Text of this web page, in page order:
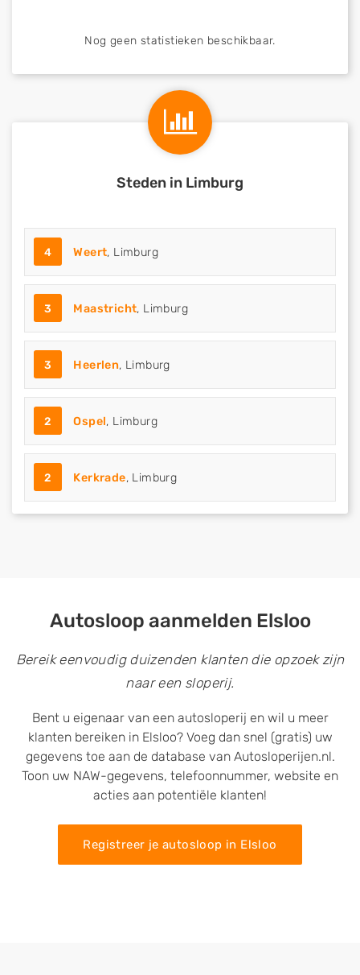
Nog geen statistieken beschikbaar.
Steden in Limburg
4 Weert, Limburg
3 Maastricht, Limburg
3 Heerlen, Limburg
2 Ospel, Limburg
2 Kerkrade, Limburg
Autosloop aanmelden Elsloo
Bereik eenvoudig duizenden klanten die opzoek zijn
naar een sloperij.
Bent u eigenaar van een autosloperij en wil u meer
klanten bereiken in Elsloo? Voeg dan snel (gratis) uw
gegevens toe aan de database van Autosloperijen.nl.
Toon uw NAW-gegevens, telefoonnummer, website en
acties aan potentiële klanten!
Registreer je autosloop in Elsloo